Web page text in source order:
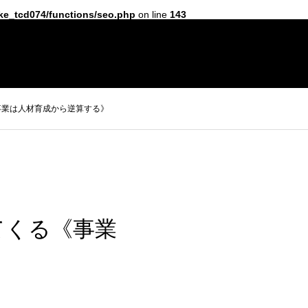
functions/seo.php on line 143
は人材育成から逆算する》
くる《事業